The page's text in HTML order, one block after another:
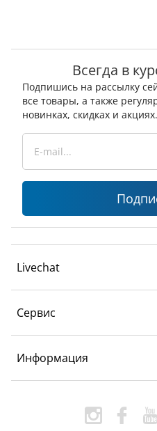
Всегда в
Подпишись на рассылку
все товары, а также
новинках, скидках и акциях.
Livechat
Сервис
Информация